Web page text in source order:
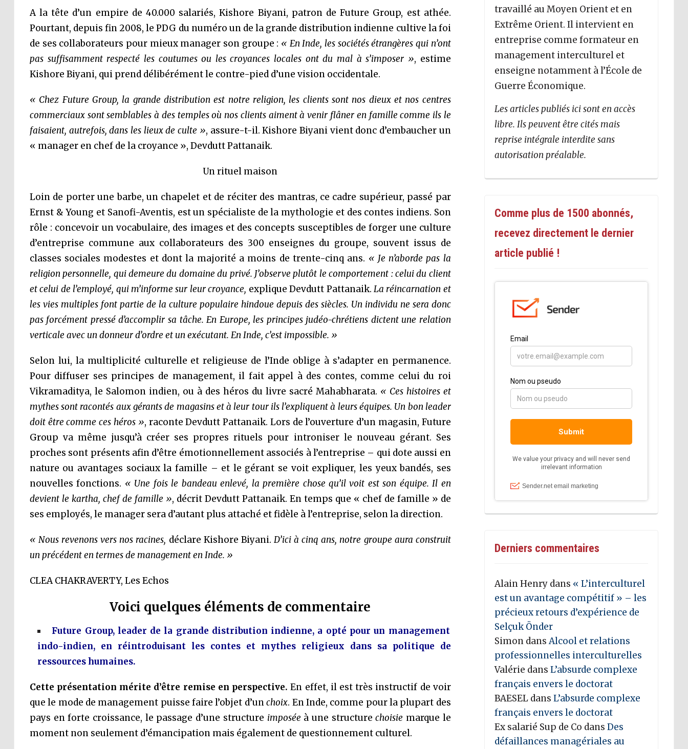
A la tête d’un empire de 40.000 salariés, Kishore Biyani, patron de Future Group, est athée.
Pourtant, depuis fin 2008, le PDG du numéro un de la grande distribution indienne cultive la foi
de ses collaborateurs pour mieux manager son groupe : « En Inde, les sociétés étrangères qui n’ont
pas suffisamment respecté les coutumes ou les croyances locales ont du mal à s’imposer », estime
Kishore Biyani, qui prend délibérément le contre-pied d’une vision occidentale.
« Chez Future Group, la grande distribution est notre religion, les clients sont nos dieux et nos centres
commerciaux sont semblables à des temples où nos clients aiment à venir flâner en famille comme ils le
faisaient, autrefois, dans les lieux de culte », assure-t-il. Kishore Biyani vient donc d’embaucher un
« manager en chef de la croyance », Devdutt Pattanaik.
Un rituel maison
Loin de porter une barbe, un chapelet et de réciter des mantras, ce cadre supérieur, passé par
Ernst & Young et Sanofi-Aventis, est un spécialiste de la mythologie et des contes indiens. Son
rôle : concevoir un vocabulaire, des images et des concepts susceptibles de forger une culture
d’entreprise commune aux collaborateurs des 300 enseignes du groupe, souvent issus de
classes sociales modestes et dont la majorité a moins de trente-cinq ans. « Je n’aborde pas la
religion personnelle, qui demeure du domaine du privé. J’observe plutôt le comportement : celui du client
et celui de l’employé, qui m’informe sur leur croyance, explique Devdutt Pattanaik. La réincarnation et
les vies multiples font partie de la culture populaire hindoue depuis des siècles. Un individu ne sera donc
pas forcément pressé d’accomplir sa tâche. En Europe, les principes judéo-chrétiens dictent une relation
verticale avec un donneur d’ordre et un exécutant. En Inde, c’est impossible. »
Selon lui, la multiplicité culturelle et religieuse de l’Inde oblige à s’adapter en permanence.
Pour diffuser ses principes de management, il fait appel à des contes, comme celui du roi
Vikramaditya, le Salomon indien, ou à des héros du livre sacré Mahabharata. « Ces histoires et
mythes sont racontés aux gérants de magasins et à leur tour ils l’expliquent à leurs équipes. Un bon leader
doit être comme ces héros », raconte Devdutt Pattanaik. Lors de l’ouverture d’un magasin, Future
Group va même jusqu’à créer ses propres rituels pour introniser le nouveau gérant. Ses
proches sont présents afin d’être émotionnellement associés à l’entreprise – qui dote aussi en
nature ou avantages sociaux la famille – et le gérant se voit expliquer, les yeux bandés, ses
nouvelles fonctions. « Une fois le bandeau enlevé, la première chose qu’il voit est son équipe. Il en
devient le kartha, chef de famille », décrit Devdutt Pattanaik. En temps que « chef de famille » de
ses employés, le manager sera d’autant plus attaché et fidèle à l’entreprise, selon la direction.
« Nous revenons vers nos racines, déclare Kishore Biyani. D’ici à cinq ans, notre groupe aura construit
un précédent en termes de management en Inde. »
CLEA CHAKRAVERTY, Les Echos
Voici quelques éléments de commentaire
Future Group, leader de la grande distribution indienne, a opté pour un management
indo-indien, en réintroduisant les contes et mythes religieux dans sa politique de
ressources humaines.
Cette présentation mérite d’être remise en perspective.En effet, il est très instructif de voir
que le mode de management puisse faire l’objet d’unchoix. En Inde, comme pour la plupart des
pays en forte croissance, le passage d’une structure imposée à une structurechoisie marque le
moment non seulement d’émancipation mais également de questionnement culturel.
travaillé au Moyen Orient et en
Extrême Orient. Il intervient en
entreprise comme formateur en
management interculturel et
enseigne notamment à l’École de
Guerre Économique.
Les articles publiés ici sont en accès
libre. Ils peuvent être cités mais
reprise intégrale interdite sans
autorisation préalable.
Comme plus de 1500 abonnés,
recevez directement le dernier
article publié !
Derniers commentaires
Alain Henry dans « L’interculturel
est un avantage compétitif » – les
précieux retours d’expérience de
Selçuk Önder
Simon dansAlcool et relations
professionnelles interculturelles
Valérie dansL’absurde complexe
français envers le doctorat
BAESEL dansL’absurde complexe
français envers le doctorat
Ex salarié Sup de Co dansDes
défaillances managériales au